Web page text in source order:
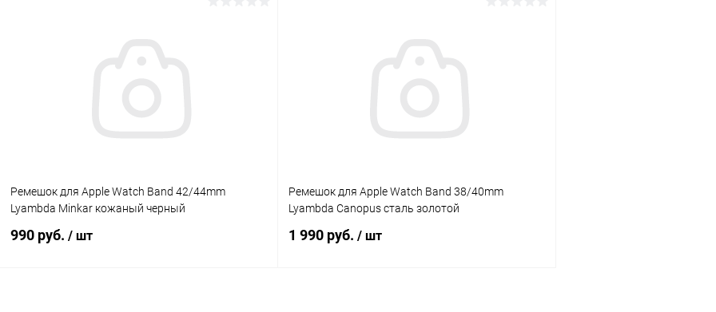
Ремешок для Apple Watch Band 42/44mm
Lyambda Minkar кожаный черный
990 руб. / шт
Ремешок для Apple Watch Band 38/40mm
Lyambda Canopus сталь золотой
1 990 руб. / шт